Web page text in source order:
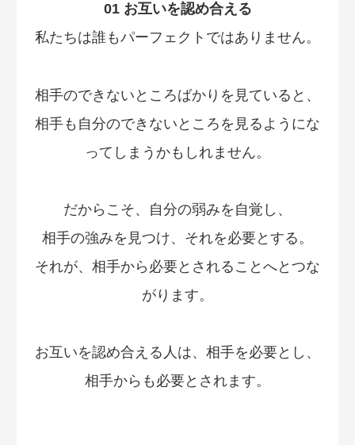
01 お互いを認め合える
私たちは誰もパーフェクトではありません。
相手のできないところばかりを見ていると、
相手も自分のできないところを見るようにな
ってしまうかもしれません。
だからこそ、自分の弱みを自覚し、
相手の強みを見つけ、それを必要とする。
それが、相手から必要とされることへとつな
がります。
お互いを認め合える人は、相手を必要とし、
相手からも必要とされます。